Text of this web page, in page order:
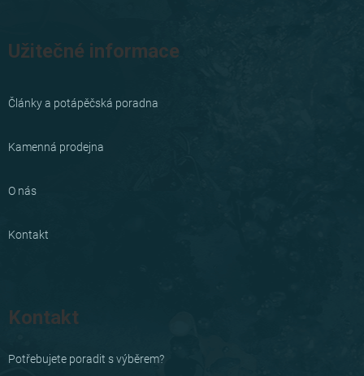
Užitečné informace
Články a potápěčská poradna
Kamenná prodejna
O nás
Kontakt
Kontakt